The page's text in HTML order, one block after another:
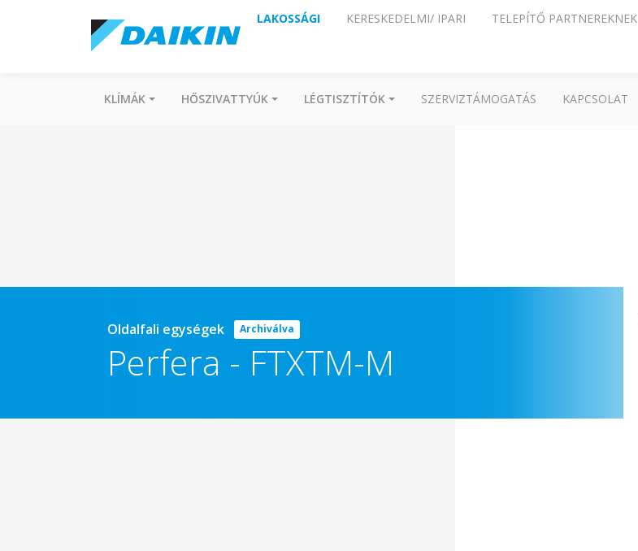
LAKOSSÁGI KERESKEDELMI/ IPARI TELEPÍTŐ PARTNEREKNEK
KLÍMÁK HŐSZIVATTYÚK LÉGTISZTÍTÓK SZERVIZTÁMOGATÁS KAPCSOLAT
Oldalfali egységek Archiválva
Perfera - FTXTM-M